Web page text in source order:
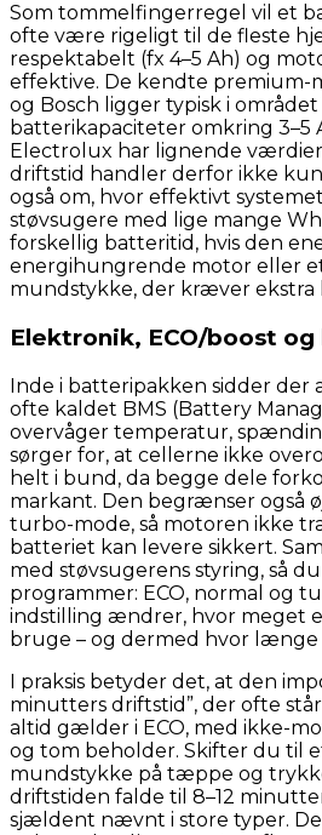
Som tommelfingerregel vil et
ofte være rigeligt til de fleste
respektabelt (fx 4–5 Ah) og
effektive. De kendte premium-
og Bosch ligger typisk i området
batterikapaciteter omkring 3–5
Electrolux har lignende
driftstid handler derfor ikke
også om, hvor effektivt
støvsugere med lige mange
forskellig batteritid, hvis den
energihungrende motor eller
mundstykke, der kræver ekstra
Elektronik, ECO/boost
Inde i batteripakken sidder der
ofte kaldet BMS (Battery
overvåger temperatur,
sørger for, at cellerne ikke
helt i bund, da begge dele
markant. Den begrænser også
turbo-mode, så motoren ikke
batteriet kan levere sikkert.
med støvsugerens styring, så
programmer: ECO, normal og
indstilling ændrer, hvor meget
bruge – og dermed hvor
I praksis betyder det, at den
minutters driftstid”, der ofte
altid gælder i ECO, med ikke-
og tom beholder. Skifter du til
mundstykke på tæppe og
driftstiden falde til 8–12
sjældent nævnt i store typer.